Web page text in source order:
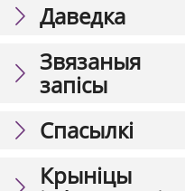
Даведка
Звязаныя
запісы
Спасылкі
Крыніцы